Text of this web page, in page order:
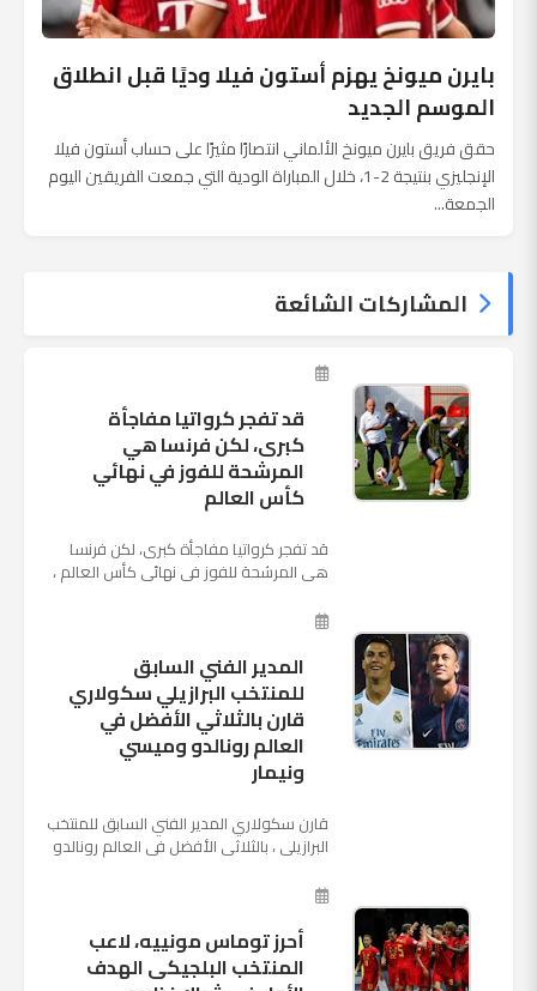
بايرن ميونخ يهزم أستون فيلا وديًا قبل انطلاق
الموسم الجديد
حقق فريق بايرن ميونخ الألماني انتصارًا مثيرًا على حساب أستون فيلا
الإنجليزي بنتيجة 2-1، خلال المباراة الودية التي جمعت الفريقين اليوم
الجمعة...
المشاركات الشائعة
قد تفجر كرواتيا مفاجأة
كبرى، لكن فرنسا هي
المرشحة للفوز في نهائي
كأس العالم
قد تفجر كرواتيا مفاجأة كبرى، لكن فرنسا
هي المرشحة للفوز في نهائي كأس العالم ،
الروسية في يوم شديد الح...
المدير الفني السابق
للمنتخب البرازيلي سكولاري
قارن بالثلاثي الأفضل في
العالم رونالدو وميسي
ونيمار
قارن سكولاري المدير الفني السابق للمنتخب
البرازيلي ، بالثلاثي الأفضل في العالم رونالدو
نجم ...
أحرز توماس مونييه، لاعب
المنتخب البلجيكى الهدف